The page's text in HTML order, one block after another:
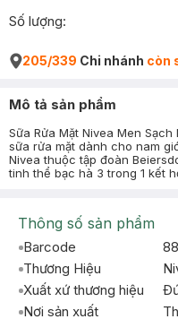
Số lượng:
205/339 Chi nhánh còn
Mô tả sản phẩm
Sữa Rửa Mặt Nivea Men
sữa rửa mặt dành cho nam
Nivea thuộc tập đoàn
tinh thể bạc hà 3 trong 1 kết
Thông số sản phẩm
Barcode
Thương Hiệu
Xuất xứ thương hiệu
Nơi sản xuất